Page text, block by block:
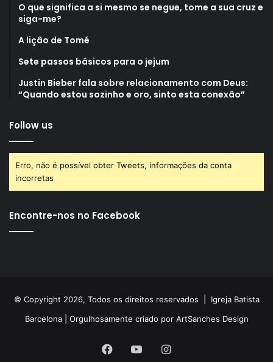
O que significa a si mesmo se negue, tome a sua cruz e
siga-me?
A lição de Tomé
Sete passos básicos para o jejum
Justin Bieber fala sobre relacionamento com Deus:
“Quando estou sozinho e oro, sinto esta conexão”
Follow us
Erro, não é possível obter Tweets, informações da conta
incorretas
Encontre-nos no Facebook
© Copyright 2026, Todos os direitos reservados | Igreja Batista
Barcelona| Orgulhosamente criado por ArtSanches Design
FacebookYouTubeInstagram